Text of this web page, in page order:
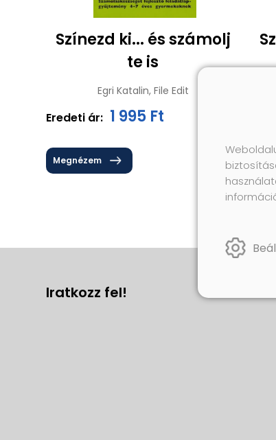
Színezd ki... és számolj
te is
Egri Katalin, File Edit
Eredeti ár: 1 995 Ft
Megnézem
Iratkozz fel!